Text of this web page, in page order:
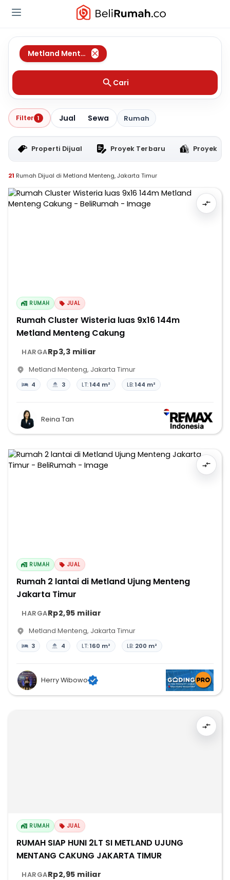
Metland Menteng , Jakarta Timur
Cari
Filter 1 Jual Sewa Rumah
Properti Dijual Proyek Terbaru Proyek
21 Rumah Dijual di Metland Menteng, Jakarta Timur
RUMAH JUAL
Rumah Cluster Wisteria luas 9x16 144m
Metland Menteng Cakung
HARGARp3,3 miliar
Metland Menteng, Jakarta Timur
4 3 LT:144 m² LB:144 m²
Reina Tan
RUMAH JUAL
Rumah 2 lantai di Metland Ujung Menteng
Jakarta Timur
HARGARp2,95 miliar
Metland Menteng, Jakarta Timur
3 4 LT:160 m² LB: 200 m²
Herry Wibowo
RUMAH JUAL
RUMAH SIAP HUNI 2LT SI METLAND UJUNG
MENTANG CAKUNG JAKARTA TIMUR
HARGARp2,95 miliar